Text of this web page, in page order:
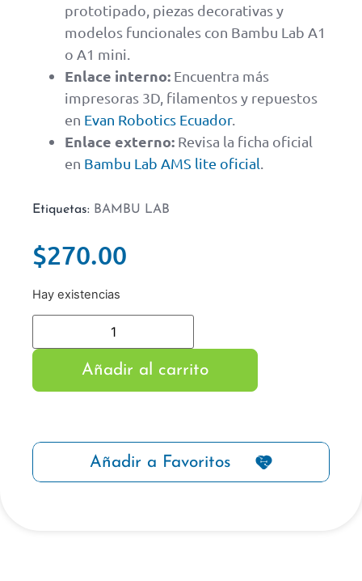
prototipado, piezas decorativas y
modelos funcionales con Bambu Lab A1
o A1 mini.
Enlace interno: Encuentra más
impresoras 3D, filamentos y repuestos
en Evan Robotics Ecuador.
Enlace externo: Revisa la ficha oficial
en Bambu Lab AMS lite oficial
Etiquetas: BAMBU LAB
$270.00
Hay existencias
Añadir al carrito
Añadir a Favoritos